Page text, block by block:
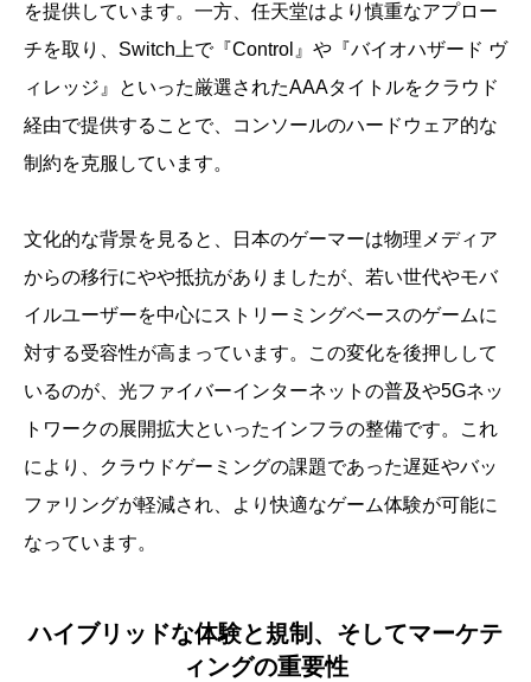
を提供しています。一方、任天堂はより慎重なアプロー
チを取り、Switch上で『Control』や『バイオハザード ヴ
ィレッジ』といった厳選されたAAAタイトルをクラウド
経由で提供することで、コンソールのハードウェア的な
制約を克服しています。
文化的な背景を見ると、日本のゲーマーは物理メディア
からの移行にやや抵抗がありましたが、若い世代やモバ
イルユーザーを中心にストリーミングベースのゲームに
対する受容性が高まっています。この変化を後押しして
いるのが、光ファイバーインターネットの普及や5Gネッ
トワークの展開拡大といったインフラの整備です。これ
により、クラウドゲーミングの課題であった遅延やバッ
ファリングが軽減され、より快適なゲーム体験が可能に
なっています。
ハイブリッドな体験と規制、そしてマーケテ
ィングの重要性